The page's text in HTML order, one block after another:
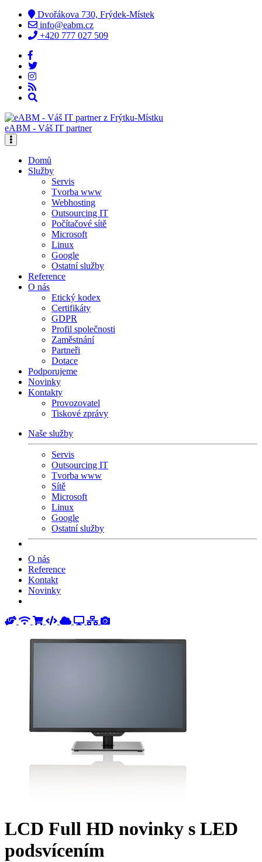
Dvořákova 730, Frýdek-Místek
info@eabm.cz
+420 777 027 509
eABM - Váš IT partner
Domů
Služby
Servis
Tvorba www
Webhosting
Outsourcing IT
Počítačové sítě
Microsoft
Linux
Google
Ostatní služby
Reference
O nás
Etický kodex
Certifikáty
GDPR
Profil společnosti
Zaměstnání
Partneři
Dotace
Podporujeme
Novinky
Kontakty
Provozovatel
Tiskové zprávy
Naše služby
Servis
Outsourcing IT
Tvorba www
Sítě
Microsoft
Linux
Google
Ostatní služby
O nás
Reference
Kontakt
Novinky
LCD Full HD novinky s LED
podsvícením